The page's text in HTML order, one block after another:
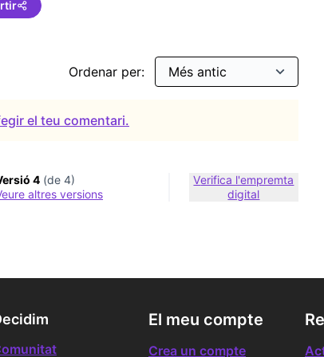
Ordenar per:
el teu comentari.
4 (de 4)
veure altres versions
Verifica l'empremta
digital
El meu compte
Crea un compte